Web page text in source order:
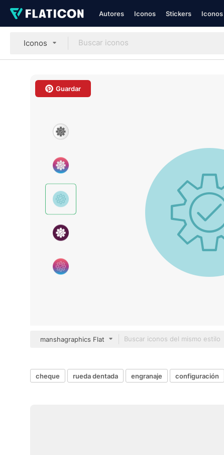
Autores Iconos Stickers
Iconos
Guardar
manshagraphics Flat
cheque rueda dentada engranaje configuración